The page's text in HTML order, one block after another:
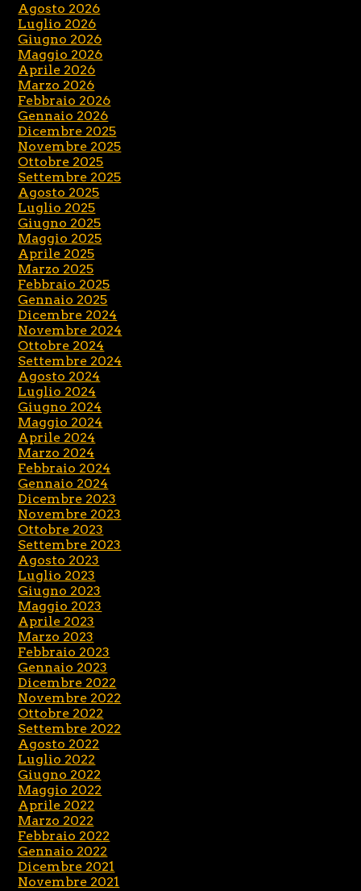
Agosto 2026
Luglio 2026
Giugno 2026
Maggio 2026
Aprile 2026
Marzo 2026
Febbraio 2026
Gennaio 2026
Dicembre 2025
Novembre 2025
Ottobre 2025
Settembre 2025
Agosto 2025
Luglio 2025
Giugno 2025
Maggio 2025
Aprile 2025
Marzo 2025
Febbraio 2025
Gennaio 2025
Dicembre 2024
Novembre 2024
Ottobre 2024
Settembre 2024
Agosto 2024
Luglio 2024
Giugno 2024
Maggio 2024
Aprile 2024
Marzo 2024
Febbraio 2024
Gennaio 2024
Dicembre 2023
Novembre 2023
Ottobre 2023
Settembre 2023
Agosto 2023
Luglio 2023
Giugno 2023
Maggio 2023
Aprile 2023
Marzo 2023
Febbraio 2023
Gennaio 2023
Dicembre 2022
Novembre 2022
Ottobre 2022
Settembre 2022
Agosto 2022
Luglio 2022
Giugno 2022
Maggio 2022
Aprile 2022
Marzo 2022
Febbraio 2022
Gennaio 2022
Dicembre 2021
Novembre 2021